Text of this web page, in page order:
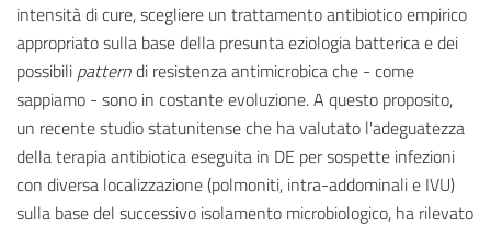
intensità di cure, scegliere un trattamento antibiotico empirico
appropriato sulla base della presunta eziologia batterica e dei
possibili patterndi resistenza antimicrobica che - come
sappiamo - sono in costante evoluzione. A questo proposito,
un recente studio statunitense che ha valutato l'adeguatezza
della terapia antibiotica eseguita in DE per sospette infezioni
con diversa localizzazione (polmoniti, intra-addominali e IVU)
sulla base del successivo isolamento microbiologico, ha rilevato